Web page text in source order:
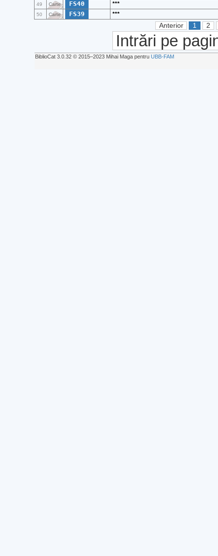
49 Carte FS40 ***
50 Carte FS39 ***
Anterior 1 2
Intrări pe
BiblioCat 3.0.32 © 2015‒2023 Mihai Maga pentru UBB-FAM